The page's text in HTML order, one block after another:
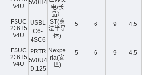
V4U
5V0H4
电/长
晶）
FSUC
236T5
V4U
USBL
C6-
4SC6
ST(意
法半导
体)
5 6 9 4.5
FSUC
236T5
V4U
PRTR
5V0U4
D,125
Nexpe
ria(安
世)
5 6 9 4.5